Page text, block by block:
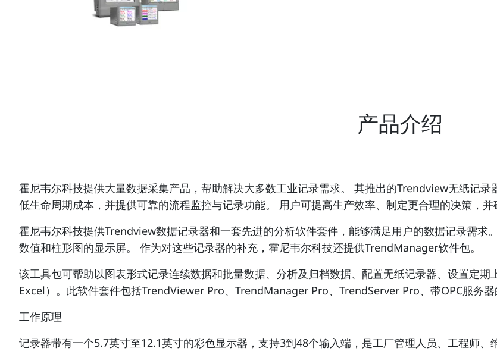
产品介绍
霍尼韦尔科技提供大量数据采集产品，帮助解决大多数工业记录需求。 其推出的Trendview无纸记
低生命周期成本，并提供可靠的流程监控与记录功能。 用户可提高生产效率、制定更合理的决策，并
霍尼韦尔科技提供Trendview数据记录器和一套先进的分析软件套件，能够满足用户的数据记录需求
数值和柱形图的显示屏。 作为对这些记录器的补充，霍尼韦尔科技还提供TrendManager软件包。
该工具包可帮助以图表形式记录连续数据和批量数据、分析及归档数据、配置无纸记录器、设置定
Excel）。此软件套件包括TrendViewer Pro、TrendManager Pro、TrendServer Pro、带OPC服务器
工作原理
记录器带有一个5.7英寸至12.1英寸的彩色显示器，支持3到48个输入端，是工厂管理人员、工程师